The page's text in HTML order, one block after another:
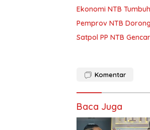
Ekonomi NTB
Pemprov NTB
Satpol PP NTB
Komentar
Baca Juga